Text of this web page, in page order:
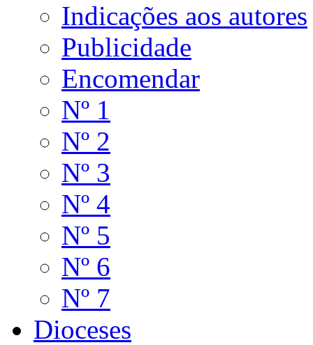
Indicações aos autores
Publicidade
Encomendar
Nº 1
Nº 2
Nº 3
Nº 4
Nº 5
Nº 6
Nº 7
Dioceses